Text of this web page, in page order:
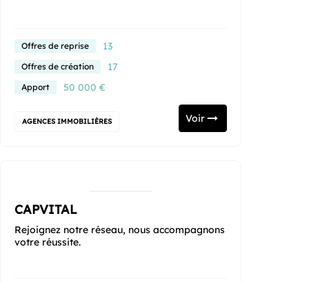
Offres de reprise 13
Offres de création 17
Apport 50 000 €
AGENCES IMMOBILIÈRES Voir
CAPVITAL
Rejoignez notre réseau, nous accompagnons
votre réussite.